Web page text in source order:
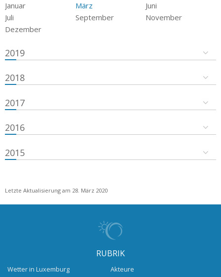
Januar März
Juni
Juli
September
November
Dezember
2019
2018
2017
2016
2015
Letzte Aktualisierung am 28. März 2020
RUBRIK
Wetter in Luxemburg
Akteure